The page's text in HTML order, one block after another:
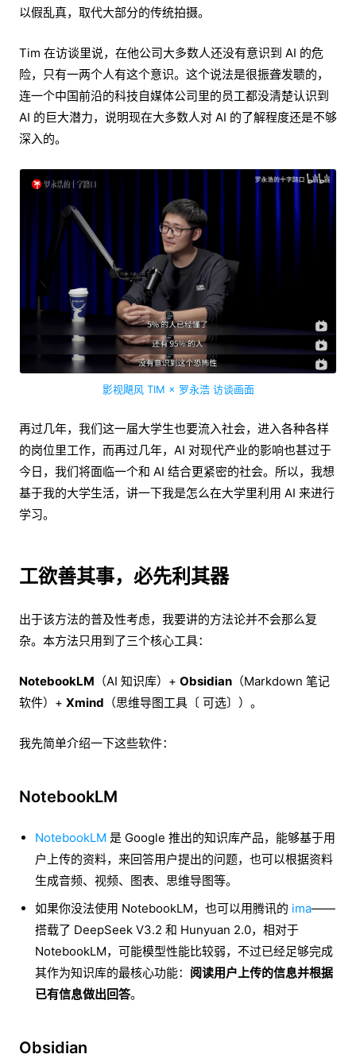
以假乱真，取代大部分的传统拍摄。
Tim 在访谈里说，在他公司大多数人还没有意识到 AI 的危
险，只有一两个人有这个意识。这个说法是很振聋发聩的，
连一个中国前沿的科技自媒体公司里的员工都没清楚认识到
AI 的巨大潜力，说明现在大多数人对 AI 的了解程度还是不够
深入的。
影视飓风 TIM × 罗永浩 访谈画面
再过几年，我们这一届大学生也要流入社会，进入各种各样
的岗位里工作，而再过几年，AI 对现代产业的影响也甚过于
今日，我们将面临一个和 AI 结合更紧密的社会。所以，我想
基于我的大学生活，讲一下我是怎么在大学里利用 AI 来进行
学习。
工欲善其事，必先利其器
出于该方法的普及性考虑，我要讲的方法论并不会那么复
杂。本方法只用到了三个核心工具：
NotebookLM （AI 知识库）+ Obsidian （Markdown 笔记
软件）+ Xmind （思维导图工具〔 可选〕）。
我先简单介绍一下这些软件：
NotebookLM
NotebookLM 是 Google 推出的知识库产品，能够基于用
户上传的资料，来回答用户提出的问题，也可以根据资料
生成音频、视频、图表、思维导图等。
如果你没法使用 NotebookLM，也可以用腾讯的 ima——
搭载了 DeepSeek V3.2 和 Hunyuan 2.0，相对于
NotebookLM，可能模型性能比较弱，不过已经足够完成
其作为知识库的最核心功能： 阅读用户上传的信息并根据
已有信息做出回答。
Obsidian